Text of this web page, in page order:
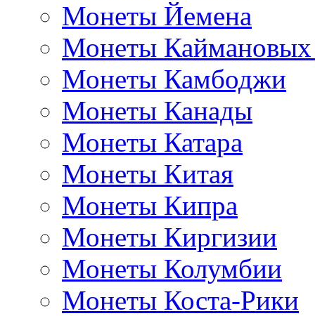
Монеты Йемена
Монеты Каймановых
Монеты Камбоджи
Монеты Канады
Монеты Катара
Монеты Китая
Монеты Кипра
Монеты Киргизии
Монеты Колумбии
Монеты Коста-Рики